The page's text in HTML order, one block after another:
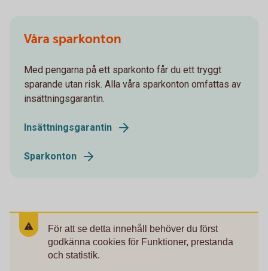
Våra sparkonton
Med pengarna på ett sparkonto får du ett tryggt
sparande utan risk. Alla våra sparkonton omfattas av
insättningsgarantin.
Insättningsgarantin
Sparkonton
För att se detta innehåll behöver du först
godkänna cookies för Funktioner, prestanda
och statistik.